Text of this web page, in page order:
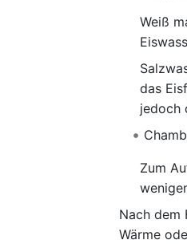
Weiß
das
jedoch
Zum
Nach dem
Wärme